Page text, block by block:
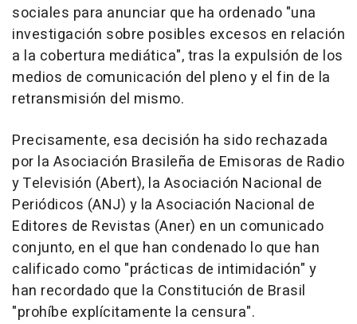
sociales para anunciar que ha ordenado "una
investigación sobre posibles excesos en relación
a la cobertura mediática", tras la expulsión de los
medios de comunicación del pleno y el fin de la
retransmisión del mismo.
Precisamente, esa decisión ha sido rechazada
por la Asociación Brasileña de Emisoras de Radio
y Televisión (Abert), la Asociación Nacional de
Periódicos (ANJ) y la Asociación Nacional de
Editores de Revistas (Aner) en un comunicado
conjunto, en el que han condenado lo que han
calificado como "prácticas de intimidación" y
han recordado que la Constitución de Brasil
"prohíbe explícitamente la censura".